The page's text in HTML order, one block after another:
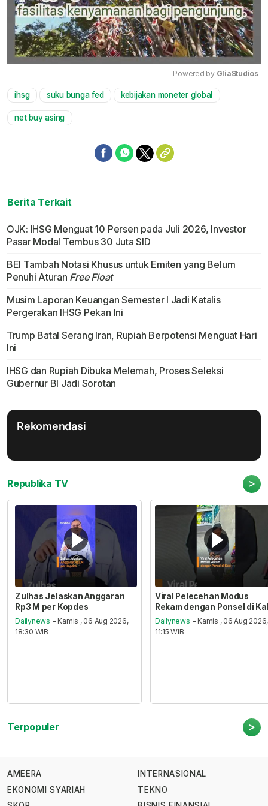
Mute
Powered by GliaStudios
ihsg suku bunga fed kebijakan moneter global
net buy asing
Berita Terkait
OJK: IHSG Menguat 10 Persen pada Juli 2026, Investor
Pasar Modal Tembus 30 Juta SID
BEI Tambah Notasi Khusus untuk Emiten yang Belum
Penuhi Aturan Free Float
Musim Laporan Keuangan Semester I Jadi Katalis
Pergerakan IHSG Pekan Ini
Trump Batal Serang Iran, Rupiah Berpotensi Menguat Hari
Ini
IHSG dan Rupiah Dibuka Melemah, Proses Seleksi
Gubernur BI Jadi Sorotan
Rekomendasi
Republika TV >
Zulhas Jelaskan Anggaran
Rp3 M per Kopdes
Dailynews - Kamis , 06 Aug 2026,
18:30 WIB
Viral Pelecehan Modus
Rekam dengan Ponsel di
Dailynews - Kamis , 06 Aug 2026,
11:15 WIB
Terpopuler >
AMEERA
EKONOMI SYARIAH
INTERNASIONAL
TEKNO